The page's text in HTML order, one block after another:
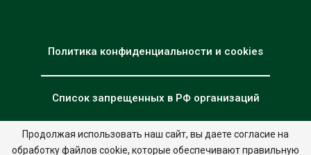
Политика конфиденциальности и cookies
Список запрещенных в РФ организаций
Продолжая использовать наш сайт, вы даете согласие на
обработку файлов cookie, которые обеспечивают правильную